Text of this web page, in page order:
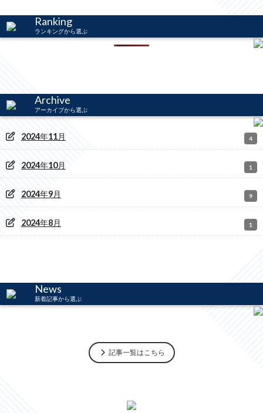
Ranking
ランキングから選ぶ
Archive
アーカイブから選ぶ
2024年11月 4
2024年10月 1
2024年9月 9
2024年8月 1
News
新着記事から選ぶ
記事一覧はこちら